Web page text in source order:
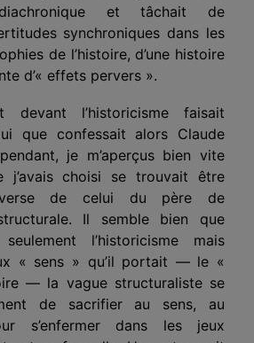
et tâchait de
synchroniques dans les
de l’histoire, d’une histoire
d’« effets pervers ».
devant l’historicisme faisait
que confessait alors Claude
je m’aperçus bien vite
choisi se trouvait être
de celui du père de
Il semble bien que
l’historicisme mais
« sens » qu’il portait — le «
— la vague structuraliste se
de sacrifier au sens, au
s’enfermer dans les jeux